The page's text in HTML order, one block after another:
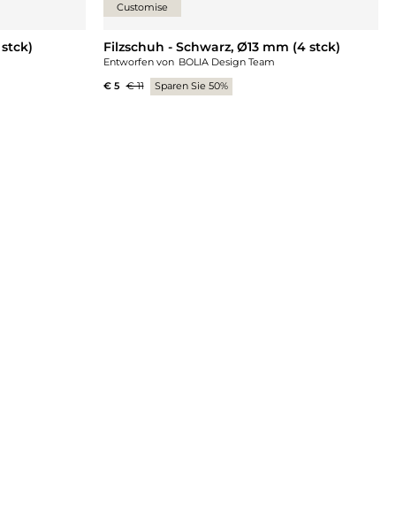
Customise
Filzschuh - Schwarz, Ø13 mm (4 stck)
Entworfen von BOLIA Design Team
€ 5 € 11 Sparen Sie 50%